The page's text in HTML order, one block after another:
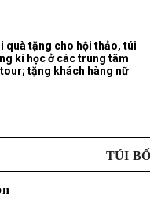
quà tặng cho hội thảo, túi
kí học ở các trung tâm
tặng khách hàng nữ
TÚI